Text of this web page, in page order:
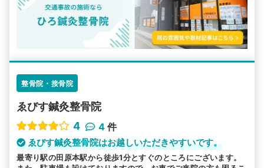
整骨院・接骨院
ゑびす鍼灸整骨院
4
4 件
ゑびす鍼灸整骨院はお越しいただきやすいです。
最寄り駅の田原本駅から徒歩1分とすぐのところにございます。